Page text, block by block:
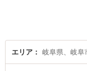
エリア 岐阜県、岐阜